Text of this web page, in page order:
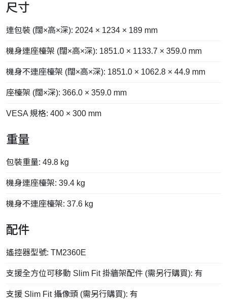
尺寸
連包裝 (闊×高×深): 2024 × 1234 × 189 mm
機身連座檯架 (闊×高×深): 1851.0 × 1133.7 × 359.0 mm
機身不連座檯架 (闊×高×深): 1851.0 × 1062.8 × 44.9 mm
座檯架 (闊×深): 366.0 × 359.0 mm
VESA 規格: 400 × 300 mm
重量
包裝重量: 49.8 kg
機身連座檯架: 39.4 kg
機身不連座檯架: 37.6 kg
配件
遙控器型號: TM2360E
支援全方位可移動 Slim Fit 掛牆架配件 (需另行購買): 有
支援 Slim Fit 攝像頭 (需另行購買): 有